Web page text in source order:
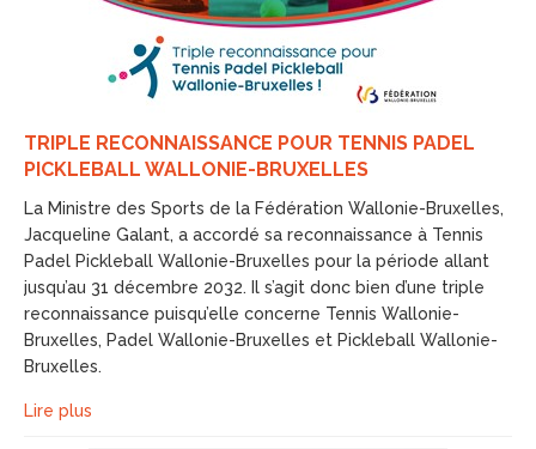
TRIPLE RECONNAISSANCE POUR TENNIS PADEL
PICKLEBALL WALLONIE-BRUXELLES
La Ministre des Sports de la Fédération Wallonie-Bruxelles,
Jacqueline Galant, a accordé sa reconnaissance à Tennis
Padel Pickleball Wallonie-Bruxelles pour la période allant
jusqu’au 31 décembre 2032. Il s’agit donc bien d’une triple
reconnaissance puisqu’elle concerne Tennis Wallonie-
Bruxelles, Padel Wallonie-Bruxelles et Pickleball Wallonie-
Bruxelles.
Lire plus